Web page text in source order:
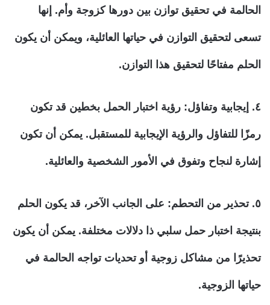
الحالمة في تحقيق توازن بين دورها كزوجة وأم. إنها
تسعى لتحقيق التوازن في حياتها العائلية، ويمكن أن يكون
الحلم مفتاحًا لتحقيق هذا التوازن.
٤. إيجابية وتفاؤل: رؤية اختبار الحمل بخطين قد تكون
رمزًا للتفاؤل والرؤية الإيجابية للمستقبل. يمكن أن تكون
إشارة لنجاح وتفوق في الأمور الشخصية والعائلية.
٥. تحذير من التحطم: على الجانب الآخر، قد يكون الحلم
بنتيجة اختبار حمل سلبي ذا دلالات مختلفة. يمكن أن يكون
تحذيرًا من مشاكل زوجية أو تحديات تواجه الحالمة في
حياتها الزوجية.